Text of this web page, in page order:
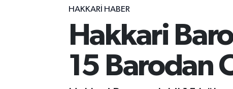
HAKKARI HABER
Hakkari
15 Barodan
Hakkari Namaz Vakitleri
Hakkâri Trafik Yoğunluk Haritası
Süper Lig Puan Durumu ve Fikstür